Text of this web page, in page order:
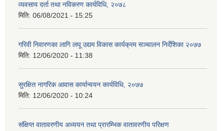
व्यवसाय दर्ता तथा नविकरण कार्यविधि, २०७८
मिति: 06/08/2021 - 15:25
गरिवी निवारणका लागि लघू उद्यम विकास कार्यक्रम सञ्चालन निर्देशिका २०७७
मिति: 12/06/2020 - 11:38
सुरक्षित नागरिक आवास कार्यान्वयन कार्यविधि, २०७७
मिति: 12/06/2020 - 10:24
संक्षिप्त वातावरणीय अध्ययन तथा प्रारम्भिक वातावरणीय परिक्षण